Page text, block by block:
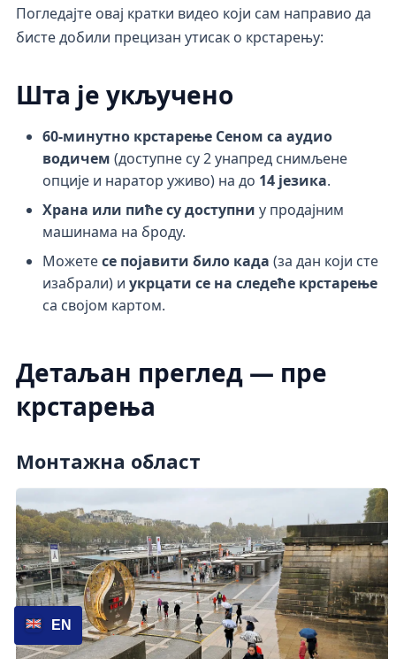
Погледајте овај кратки видео који сам направио да
бисте добили прецизан утисак о крстарењу:
Шта је укључено
60-минутно крстарење Сеном са аудио
водичем (доступне су 2 унапред снимљене
опције и наратор уживо) на до 14 језика.
Храна или пиће су доступни у продајним
машинама на броду.
Можетесе појавити било када (за дан који сте
изабрали) и укрцати се на следеће крстарење
са својом картом.
Детаљан преглед — пре
крстарења
Монтажна област
EN